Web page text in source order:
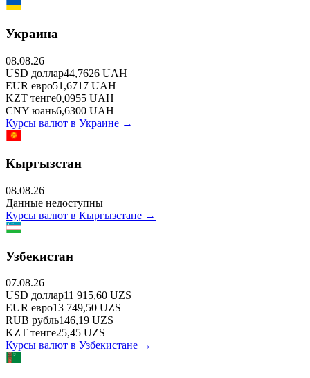
Украина
08.08.26
USD доллар44,7626 UAH
EUR евро51,6717 UAH
KZT тенге0,0955 UAH
CNY юань6,6300 UAH
Курсы валют в Украине →
Кыргызстан
08.08.26
Данные недоступны
Курсы валют в Кыргызстане →
Узбекистан
07.08.26
USD доллар11 915,60 UZS
EUR евро13 749,50 UZS
RUB рубль146,19 UZS
KZT тенге25,45 UZS
Курсы валют в Узбекистане →